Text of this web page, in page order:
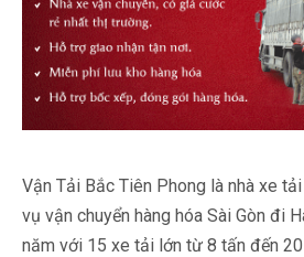
Vận Tải Bắc Tiên Phong là nhà xe
vụ vận chuyển hàng hóa Sài Gòn đi
năm với 15 xe tải lớn từ 8 tấn đến